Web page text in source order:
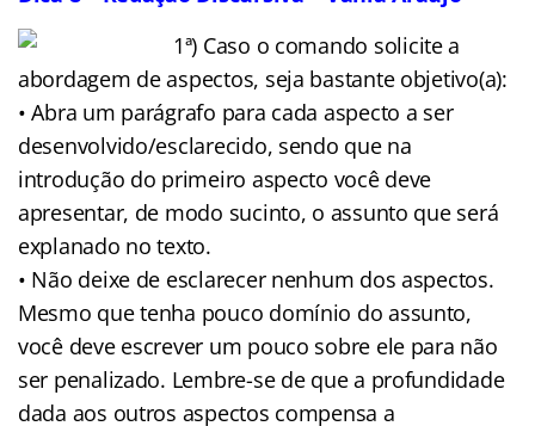
1ª) Caso o comando solicite a
abordagem de aspectos, seja bastante objetivo(a):
• Abra um parágrafo para cada aspecto a ser
desenvolvido/esclarecido, sendo que na
introdução do primeiro aspecto você deve
apresentar, de modo sucinto, o assunto que será
explanado no texto.
• Não deixe de esclarecer nenhum dos aspectos.
Mesmo que tenha pouco domínio do assunto,
você deve escrever um pouco sobre ele para não
ser penalizado. Lembre-se de que a profundidade
dada aos outros aspectos compensa a